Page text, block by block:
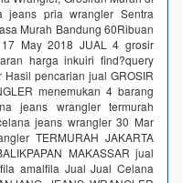
jeans pria wrangler Sentra
Murah Bandung 60Ribuan
17 May 2018 JUAL 4 grosir
harga inkuiri find?query
pencarian jual GROSIR
menemukan 4 barang
jeans wrangler termurah
jeans wrangler 30 Mar
TERMURAH JAKARTA
MAKASSAR jual
amalfila Jual Jual Celana